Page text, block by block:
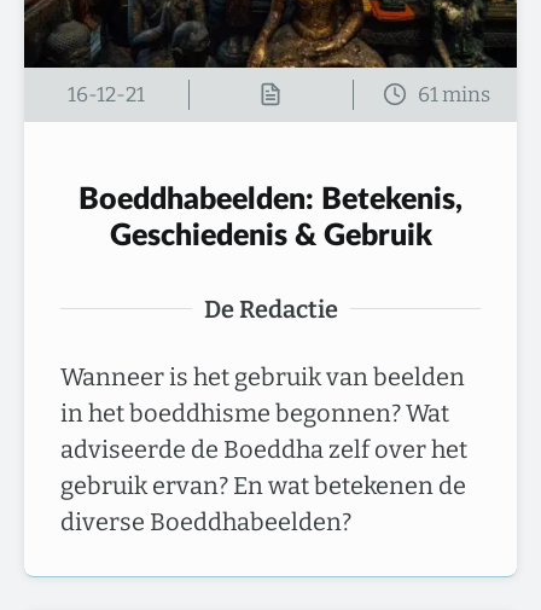
16-12-21
Boeddhabeelden: Betekenis,
Geschiedenis & Gebruik
De Redactie
Wanneer is het gebruik van beelden
in het boeddhisme begonnen? Wat
adviseerde de Boeddha zelf over het
gebruik ervan? En wat betekenen de
diverse Boeddhabeelden?